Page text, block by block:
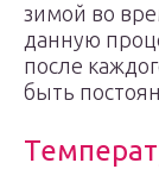
зимой во
данную
после
быть